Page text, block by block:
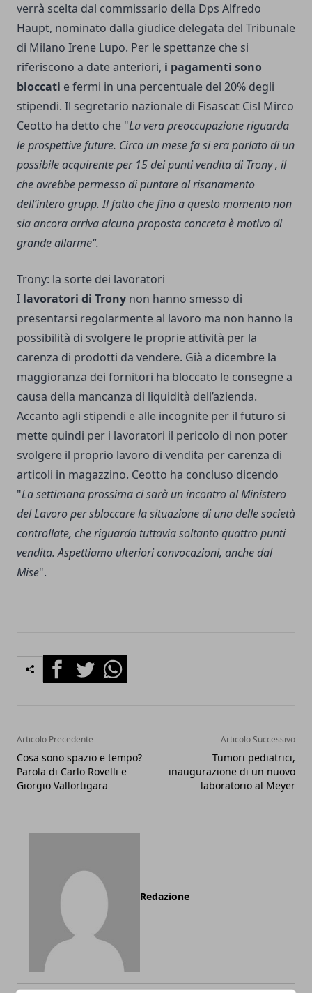
verrà scelta dal commissario della Dps Alfredo
Haupt, nominato dalla giudice delegata del Tribunale
di Milano Irene Lupo. Per le spettanze che si
riferiscono a date anteriori, i pagamenti sono
bloccati e fermi in una percentuale del 20% degli
stipendi. Il segretario nazionale di Fisascat Cisl Mirco
Ceotto ha detto che "La vera preoccupazione riguarda
le prospettive future. Circa un mese fa si era parlato di un
possibile acquirente per 15 dei punti vendita di Trony , il
che avrebbe permesso di puntare al risanamento
dell’intero grupp. Il fatto che fino a questo momento non
sia ancora arriva alcuna proposta concreta è motivo di
grande allarme".
Trony: la sorte dei lavoratori
I lavoratori di Trony non hanno smesso di
presentarsi regolarmente al lavoro ma non hanno la
possibilità di svolgere le proprie attività per la
carenza di prodotti da vendere. Già a dicembre la
maggioranza dei fornitori ha bloccato le consegne a
causa della mancanza di liquidità dell’azienda.
Accanto agli stipendi e alle incognite per il futuro si
mette quindi per i lavoratori il pericolo di non poter
svolgere il proprio lavoro di vendita per carenza di
articoli in magazzino. Ceotto ha concluso dicendo
"La settimana prossima ci sarà un incontro al Ministero
del Lavoro per sbloccare la situazione di una delle società
controllate, che riguarda tuttavia soltanto quattro punti
vendita. Aspettiamo ulteriori convocazioni, anche dal
Mise".
FacebookTwitterWhatsapp
Articolo Precedente
Cosa sono spazio e tempo?
Parola di Carlo Rovelli e
Giorgio Vallortigara
Articolo Successivo
Tumori pediatrici,
inaugurazione di un nuovo
laboratorio al Meyer
Redazione